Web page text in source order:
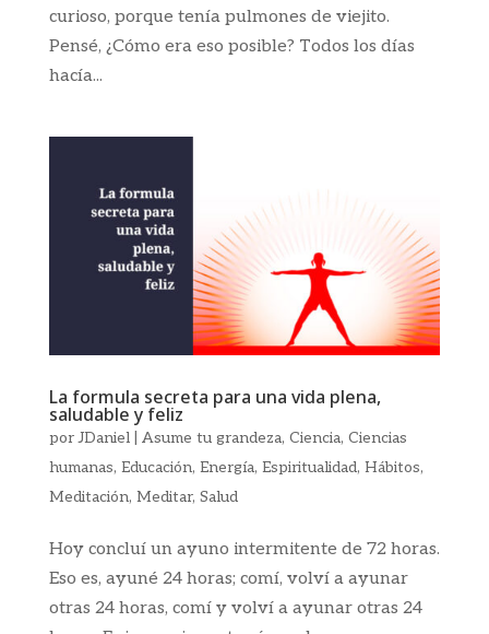
curioso, porque tenía pulmones de viejito.
Pensé, ¿Cómo era eso posible? Todos los días
hacía...
La formula secreta para una vida plena,
saludable y feliz
porJDaniel| Asume tu grandeza, Ciencia, Ciencias
humanas, Educación, Energía, Espiritualidad, Hábitos,
Meditación, Meditar, Salud
Hoy concluí un ayuno intermitente de 72 horas.
Eso es, ayuné 24 horas; comí, volví a ayunar
otras 24 horas, comí y volví a ayunar otras 24